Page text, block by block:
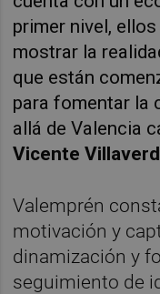
primer nivel,
mostrar la
que están
para fomentar la
allá de Valencia
Vicente
Valemprén
motivación y
dinamización y
seguimiento de